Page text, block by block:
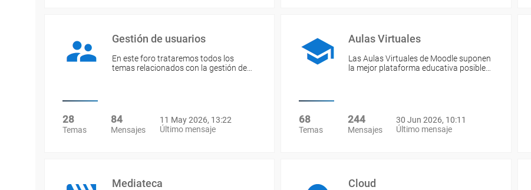
Gestión de usuarios
En este foro trataremos todos los
temas relacionados con la gestión de…
28
Temas
84
Mensajes
11 May 2026, 13:22
Último mensaje
Aulas Virtuales
Las Aulas Virtuales de Moodle suponen
la mejor plataforma educativa posible…
68
Temas
244
Mensajes
30 Jun 2026, 10:11
Último mensaje
Mediateca Cloud